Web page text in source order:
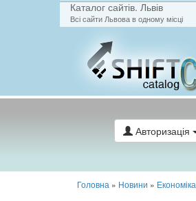
Каталог сайтів. Львів
Всі сайти Львова в одному місці
Авторизація
Головна » Новини » Економіка